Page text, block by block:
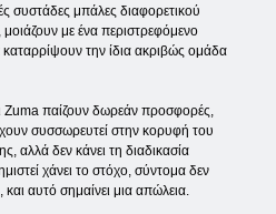
συστάδες μπάλες διαφορετικού
με ένα περιστρεφόμενο
την ίδια ακριβώς ομάδα
Zuma παίζουν δωρεάν προσφορές,
συσσωρευτεί στην κορυφή του
αλλά δεν κάνει τη διαδικασία
χάνει το στόχο, σύντομα δεν
αυτό σημαίνει μια απώλεια.